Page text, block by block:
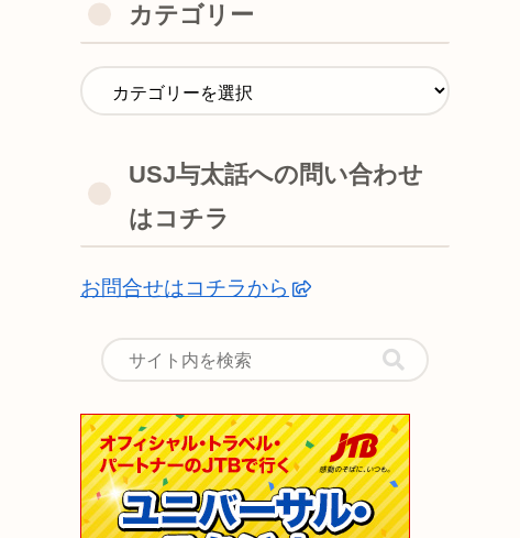
カテゴリー
USJ与太話への問い合わせ
はコチラ
お問合せはコチラから